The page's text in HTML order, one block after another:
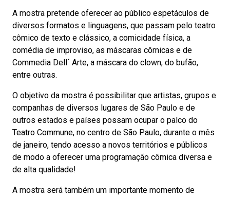
A mostra pretende oferecer ao público espetáculos de
diversos formatos e linguagens, que passam pelo teatro
cômico de texto e clássico, a comicidade física, a
comédia de improviso, as máscaras cômicas e de
Commedia Dell´ Arte, a máscara do clown, do bufão,
entre outras.
O objetivo da mostra é possibilitar que artistas, grupos e
companhas de diversos lugares de São Paulo e de
outros estados e países possam ocupar o palco do
Teatro Commune, no centro de São Paulo, durante o mês
de janeiro, tendo acesso a novos territórios e públicos
de modo a oferecer uma programação cômica diversa e
de alta qualidade!
A mostra será também um importante momento de